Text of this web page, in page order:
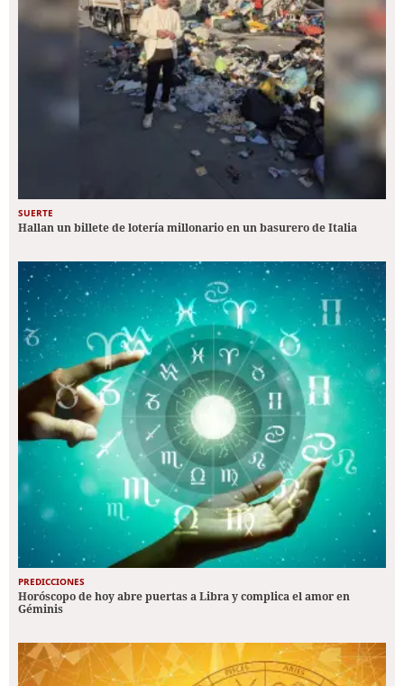
SUERTE
Hallan un billete de lotería millonario en un basurero de Italia
PREDICCIONES
Horóscopo de hoy abre puertas a Libra y complica el amor en
Géminis